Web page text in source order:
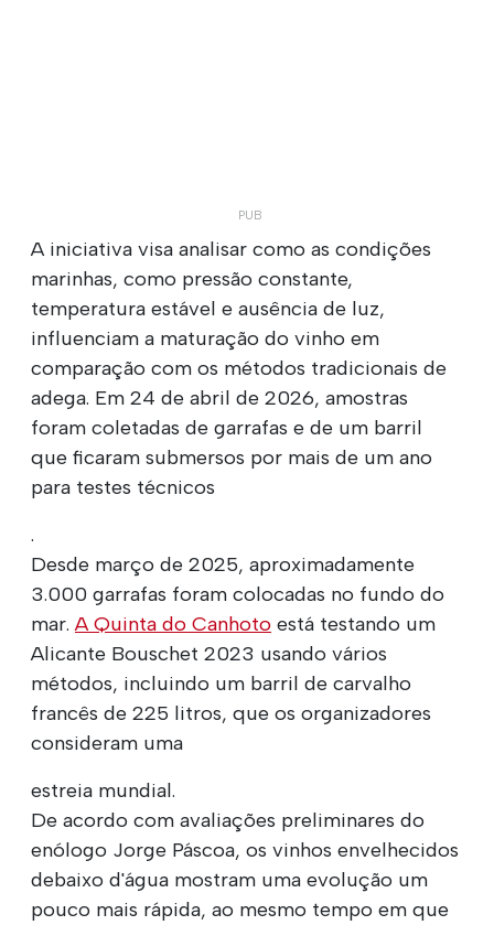
A iniciativa visa analisar como as condições
marinhas, como pressão constante,
temperatura estável e ausência de luz,
influenciam a maturação do vinho em
comparação com os métodos tradicionais de
adega. Em 24 de abril de 2026, amostras
foram coletadas de garrafas e de um barril
que ficaram submersos por mais de um ano
para testes técnicos
.
Desde março de 2025, aproximadamente
3.000 garrafas foram colocadas no fundo do
mar.A Quinta do Canhoto está testando um
Alicante Bouschet 2023 usando vários
métodos, incluindo um barril de carvalho
francês de 225 litros, que os organizadores
consideram uma
estreia mundial.
De acordo com avaliações preliminares do
enólogo Jorge Páscoa, os vinhos envelhecidos
debaixo d'água mostram uma evolução um
pouco mais rápida, ao mesmo tempo em que